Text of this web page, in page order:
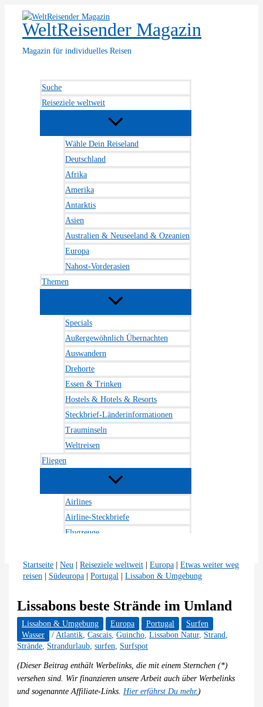
Inhalt
springenWeltReisender Magazin
Magazin für individuelles Reisen
Suche
Reiseziele weltweit
Wähle Dein Reiseland
Deutschland
Afrika
Amerika
Antarktis
Asien
Australien & Neuseeland & Ozeanien
Europa
Nahost-Vorderasien
Themen
Specials
Außergewöhnlich Übernachten
Auswandern
Drehorte
Essen & Trinken
Hostels & Hotels & Resorts
Steckbrief-Länderinformationen
Trauminseln
Weltreisen
Fliegen
Airlines
Airline-Steckbriefe
Flugzeuge
Startseite |Neu |Reiseziele weltweit |Europa |Etwas weiter weg
reisen
Südeuropa |Portugal |Lissabon & Umgebung
Lissabons beste Strände im Umland
Lissabon & Umgebung Europa Portugal
Surfen
Wasser
/ Atlantik ,Cascais ,Guincho ,Lissabon Natur, Strand
Strände Strandurlaub ,surfen Surfspot
(Dieser Beitrag enthält Werbelinks, die mit einem Sternchen (*)
versehen sind. Wir finanzieren unsere Arbeit auch über Werbelinks
und sogenannte Affiliate-Links.Hier erfährst Du mehr.)